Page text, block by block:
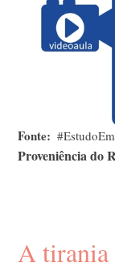
Fonte
Proveniência do
A tirania